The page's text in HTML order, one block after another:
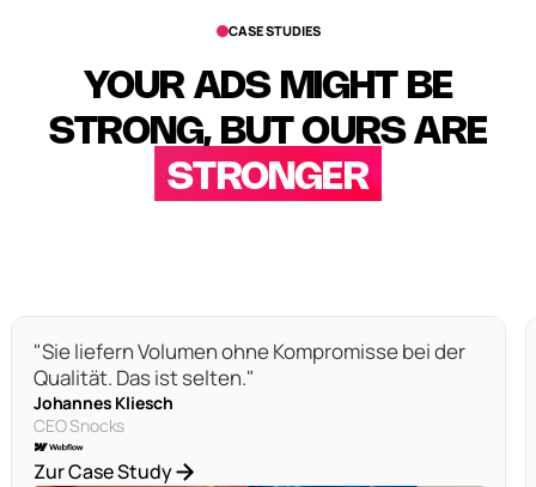
CASE STUDIES
YOUR ADS MIGHT BE
STRONG, BUT OURS ARE
STRONGER
"Sie liefern Volumen ohne Kompromisse bei der
Qualität. Das ist selten."
Johannes Kliesch
CEO Snocks
Zur Case Study